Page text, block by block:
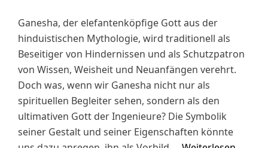
Ganesha, der elefantenköpfige Gott aus der
hinduistischen Mythologie, wird traditionell als
Beseitiger von Hindernissen und als Schutzpatron
von Wissen, Weisheit und Neuanfängen verehrt.
Doch was, wenn wir Ganesha nicht nur als
spirituellen Begleiter sehen, sondern als den
ultimativen Gott der Ingenieure? Die Symbolik
seiner Gestalt und seiner Eigenschaften könnte